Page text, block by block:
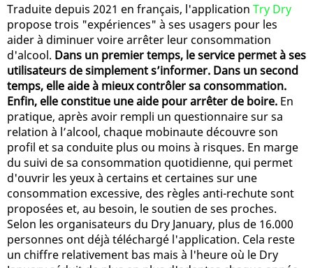
Traduite depuis 2021 en français, l'application Try Dry
propose trois "expériences" à ses usagers pour les
aider à diminuer voire arrêter leur consommation
d'alcool. Dans un premier temps, le service permet à ses
utilisateurs de simplement s’informer. Dans un second
temps, elle aide à mieux contrôler sa consommation.
Enfin, elle constitue une aide pour arrêter de boire. En
pratique, après avoir rempli un questionnaire sur sa
relation à l’alcool, chaque mobinaute découvre son
profil et sa conduite plus ou moins à risques. En marge
du suivi de sa consommation quotidienne, qui permet
d'ouvrir les yeux à certains et certaines sur une
consommation excessive, des règles anti-rechute sont
proposées et, au besoin, le soutien de ses proches.
Selon les organisateurs du Dry January, plus de 16.000
personnes ont déjà téléchargé l'application. Cela reste
un chiffre relativement bas mais à l'heure où le Dry